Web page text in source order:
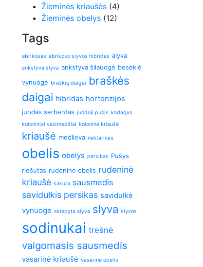
Žieminės kriaušės (4)
Žieminės obelys (12)
Tags
abrikosas abrikoso slyvos hibridas alyva
ankstyva slyva ankstyva šilauogė besėklė
vynuogė braškių daigai
braškės
daigai hibridas hortenzijos
juodas serbentas juodoji pušis kadagys
koloniniai vaismedžiai koloninė kriaušė
kriaušė medlieva nektarinas
obelis obelys persikas Pušys
riešutas rudenine obelis rudeninė
kriaušė sakura sausmedis
savidulkis persikas savidulkė
vynuogė skiepyta alyva slyva slyvos
sodinukai trešnė
valgomasis sausmedis
vasarinė kriaušė vasarinė obelis